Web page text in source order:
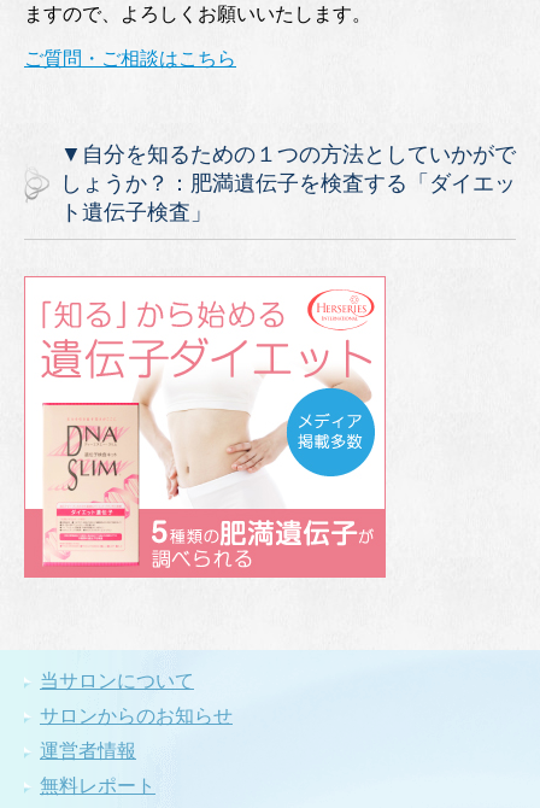
ますので、よろしくお願いいたします。
ご質問・ご相談はこちら
▼自分を知るための１つの方法としていかがで
しょうか？：肥満遺伝子を検査する「ダイエッ
ト遺伝子検査」
当サロンについて
サロンからのお知らせ
運営者情報
無料レポート